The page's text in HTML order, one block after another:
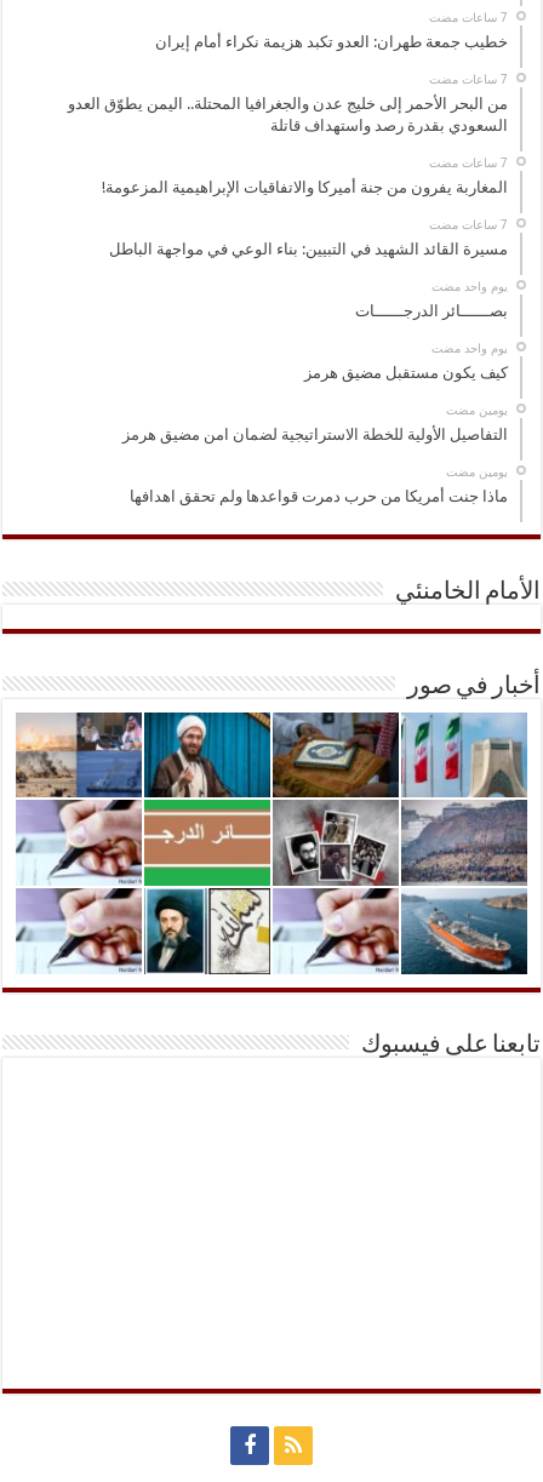
خطيب جمعة طهران: العدو تكبد هزيمة نكراء أمام إيران
من البحر الأحمر إلى خليج عدن والجغرافيا المحتلة.. اليمن يطوّق العدو
السعودي بقدرة رصد واستهداف قاتلة
المغاربة يفرون من جنة أميركا والاتفاقيات الإبراهيمية المزعومة!
مسيرة القائد الشهيد في التبيين: بناء الوعي في مواجهة الباطل
‏يوم واحد مضت
بصــــــائر الدرجــــــات
‏يوم واحد مضت
كيف يكون مستقبل مضيق هرمز
‏يومين مضت
التفاصيل الأولية للخطة الاستراتيجية لضمان امن مضيق هرمز
‏يومين مضت
ماذا جنت أمريكا من حرب دمرت قواعدها ولم تحقق اهدافها
الأمام الخامنئي
أخبار في صور
تابعنا على فيسبوك